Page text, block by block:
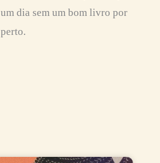
um dia sem um bom livro por
perto.